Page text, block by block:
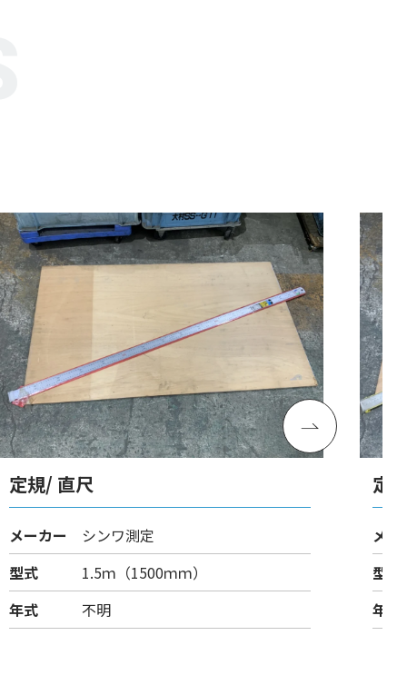
定規/ 直尺
メーカー
シンワ測定
型式
1.5ｍ（1500ｍｍ）
年式
不明
定
メー
型式
年式